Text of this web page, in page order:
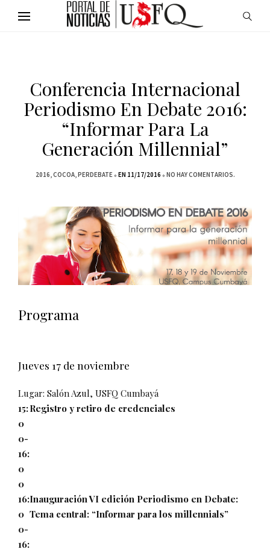
Conferencia Internacional
Periodismo En Debate 2016:
“Informar Para La
Generación Millennial”
2016 COCOA PERDEBATE EN 11/17/2016 NO HAY COMENTARIOS.
Programa
Jueves 17 de noviembre
Lugar: Salón Azul, USFQ Cumbayá
15:
0
0-
16:
0
0
Registro y retiro de credenciales
16:
0
0-
16:
Inauguración VI edición Periodismo en Debate:
Tema central: “Informar para los millennials”